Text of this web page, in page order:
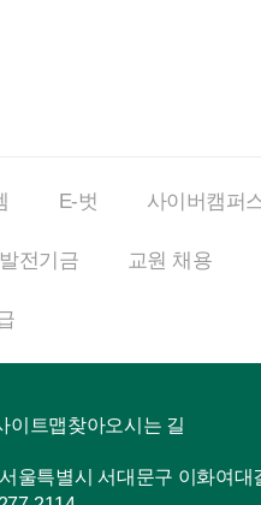
E-벗 사이버캠퍼
발전기금 교원 채용
이트맵찾아오시는 길
울특별시 서대문구 이화여대